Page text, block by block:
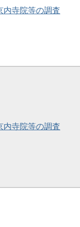
寺院等の調査
寺院等の調査